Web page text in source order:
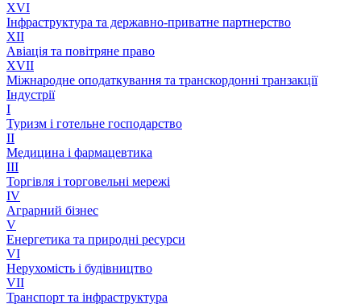
XVI
Інфраструктура та державно-приватне партнерство
XII
Авіація та повітряне право
XVII
Міжнародне оподаткування та транскордонні транзакції
Індустрії
I
Туризм і готельне господарство
II
Медицина і фармацевтика
III
Торгівля і торговельні мережі
IV
Аграрний бізнес
V
Енергетика та природні ресурси
VI
Нерухомість і будівництво
VII
Транспорт та інфраструктура